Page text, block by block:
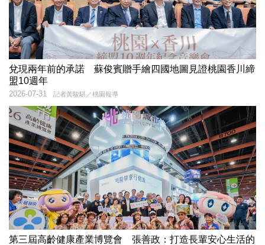
兌現兩年前的承諾 蘇俊賓贈手繪四國地圖見證桃園香川締
盟10週年
記者黃駿騏／桃園報導
2026-07-31
第三屆高齡健康產業博覽會 張善政：打造長輩安心生活的